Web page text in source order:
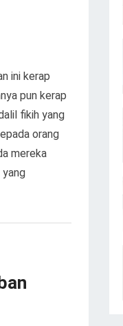
ini kerap
pun kerap
fikih yang
orang
mereka
yang